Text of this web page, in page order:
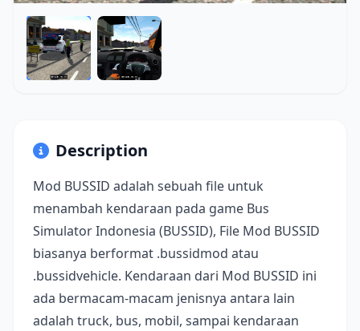
Description
Mod BUSSID adalah sebuah file untuk
menambah kendaraan pada game Bus
Simulator Indonesia (BUSSID), File Mod BUSSID
biasanya berformat .bussidmod atau
.bussidvehicle. Kendaraan dari Mod BUSSID ini
ada bermacam-macam jenisnya antara lain
adalah truck, bus, mobil, sampai kendaraan